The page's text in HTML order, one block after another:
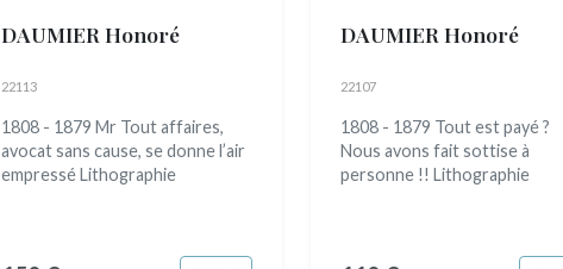
DAUMIER Honoré
22113
1808 - 1879 Mr Tout affaires,
avocat sans cause, se donne l’air
empressé Lithographie
DAUMIER Honoré
22107
1808 - 1879 Tout est payé ?
Nous avons fait sottise à
personne !! Lithographie